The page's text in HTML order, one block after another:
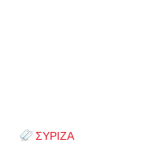
ΣΥΡΙΖΑ